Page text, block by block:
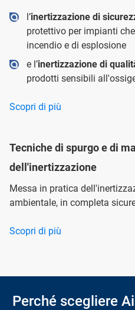
l’inertizzazione di
protettivo per impianti
incendio e di esplosione
e l’inertizzazione di
prodotti sensibili
Scopri di più
Tecniche di spurgo e di
dell'inertizzazione
Messa in pratica
ambientale, in completa
Scopri di più
Perché scegliere